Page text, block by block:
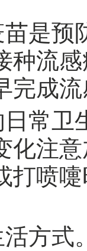
是预
种流
完成
常卫
化注
打喷
方式